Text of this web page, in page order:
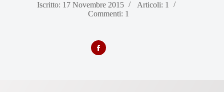
Iscritto: 17 Novembre 2015
Articoli: 1
Commenti: 1